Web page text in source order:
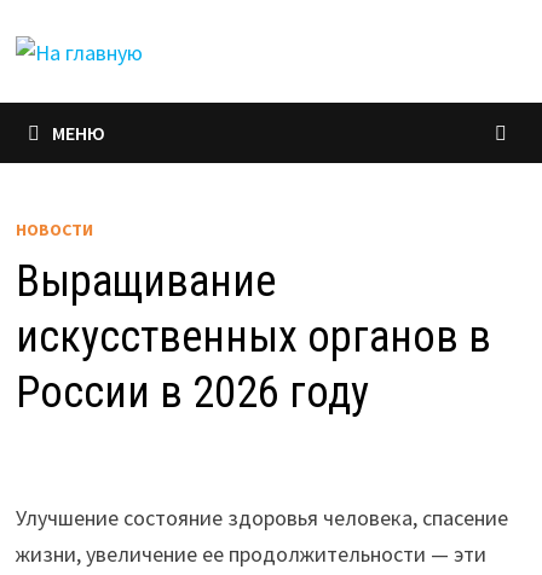
МЕНЮ
НОВОСТИ
Выращивание
искусственных органов в
России в 2026 году
Улучшение состояние здоровья человека, спасение
жизни, увеличение ее продолжительности — эти